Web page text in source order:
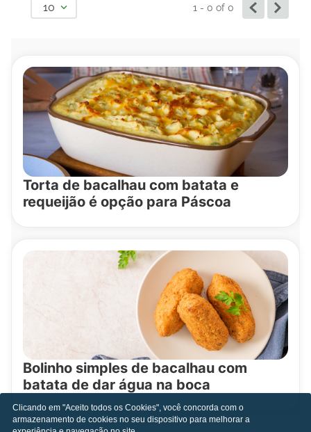
10 1 - 0of 0
Torta de bacalhau com batata e
requeijão é opção para Páscoa
Bolinho simples de bacalhau com
batata de dar água na boca
Clicando em "Aceito todos os Cookies", você concorda com o
armazenamento de cookies no seu dispositivo para melhorar a